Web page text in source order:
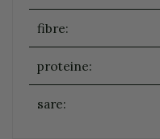
fibre:
proteine:
sare: